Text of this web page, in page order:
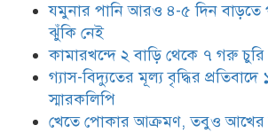
যমুনার পানি
যমুনার পানি আরও ৪-৫ দিন বাড়তে
ঝুঁকি নেই
কামারখন্দে ২ বাড়ি থেকে ৭ গরু চুরি
গ্যাস-বিদ্যুতের মূল্য বৃদ্ধির
স্মারকলিপি
খেতে পোকার আক্রমণ, তবুও আখের